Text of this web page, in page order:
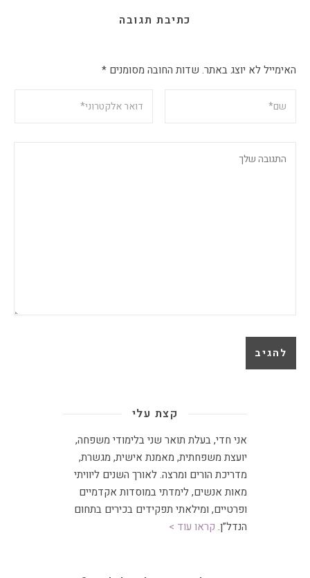
כתיבת תגובה
האימייל לא יוצג באתר. שדות החובה מסומנים *
קצת עלי
אני חדי, בעלת תואר שני בלימודי משפחה,
יועצת משפחתית, מאמנת אישית, מגשרת,
מדריכת הורים ומרצה. לאורך השנים ליוויתי
מאות אנשים, לימדתי במוסדות אקדמיים
ופרטיים, ומילאתי תפקידים בכירים בתחום
הנדל”ן. קראו עוד >